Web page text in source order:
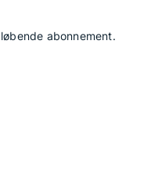
abonnement.